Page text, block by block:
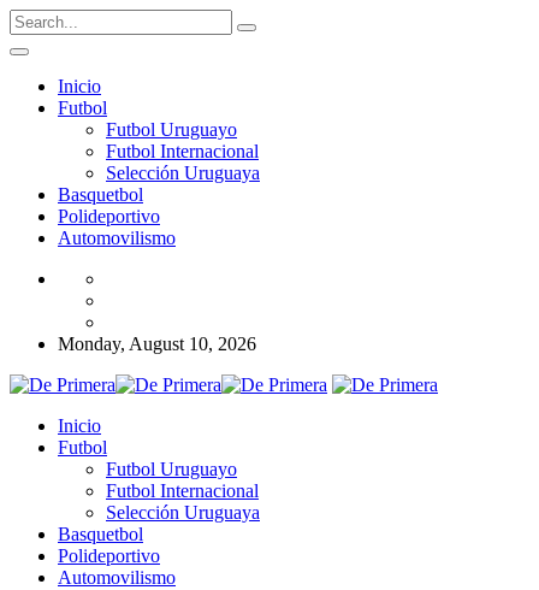
Inicio
Futbol
Futbol Uruguayo
Futbol Internacional
Selección Uruguaya
Basquetbol
Polideportivo
Automovilismo
Monday, August 10, 2026
Inicio
Futbol
Futbol Uruguayo
Futbol Internacional
Selección Uruguaya
Basquetbol
Polideportivo
Automovilismo